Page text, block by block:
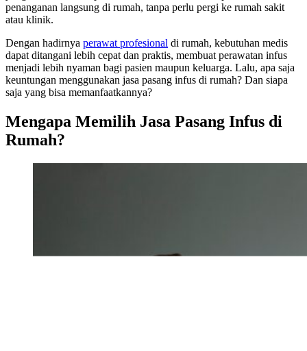
penanganan langsung di rumah, tanpa perlu pergi ke rumah sakit
atau klinik.
Dengan hadirnya perawat profesional di rumah, kebutuhan medis
dapat ditangani lebih cepat dan praktis, membuat perawatan infus
menjadi lebih nyaman bagi pasien maupun keluarga. Lalu, apa saja
keuntungan menggunakan jasa pasang infus di rumah? Dan siapa
saja yang bisa memanfaatkannya?
Mengapa Memilih Jasa Pasang Infus di
Rumah?